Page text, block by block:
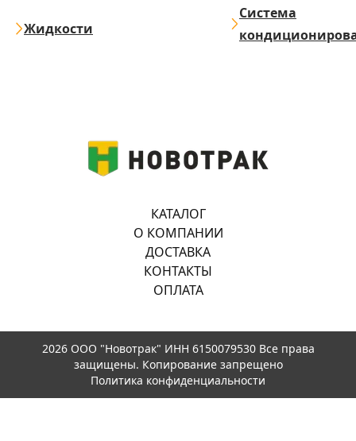
Жидкости
Система
КАТАЛОГ
О КОМПАНИИ
ДОСТАВКА
КОНТАКТЫ
ОПЛАТА
2026 ООО "Новотрак" ИНН 6150079530 Все права
защищены. Копирование запрещено
Политика конфиденциальности